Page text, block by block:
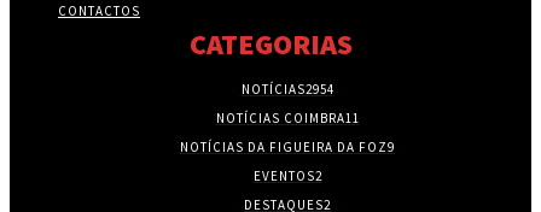
CONTACTOS
CATEGORIAS
NOTÍCIAS2954
NOTÍCIAS COIMBRA11
NOTÍCIAS DA FIGUEIRA DA FOZ9
EVENTOS2
DESTAQUES2